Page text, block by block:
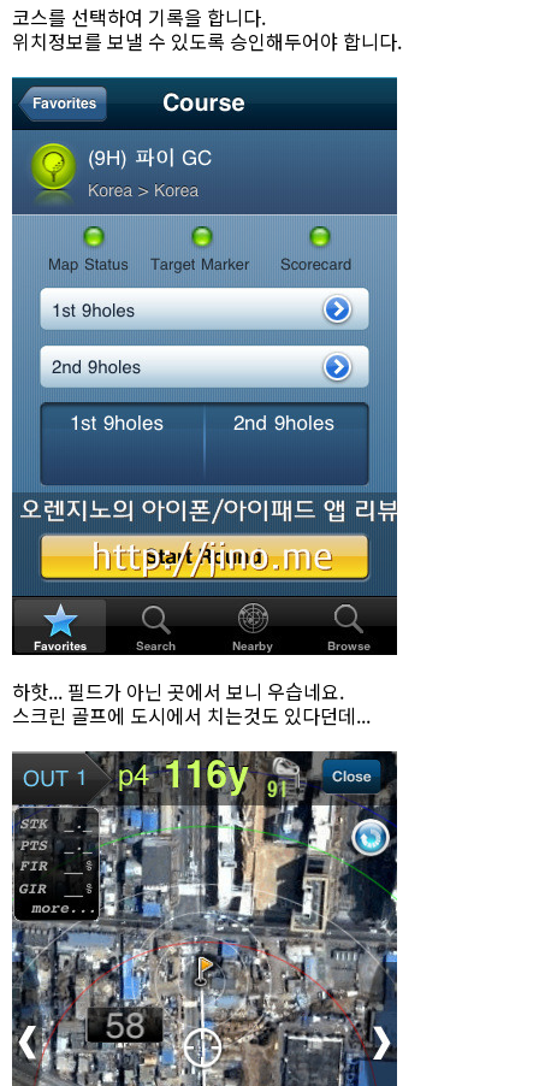
코스를 선택하여 기록을 합니다.
위치정보를 보낼 수 있도록 승인해두어야 합니다.
하핫... 필드가 아닌 곳에서 보니 우습네요.
스크린 골프에 도시에서 치는것도 있다던데...